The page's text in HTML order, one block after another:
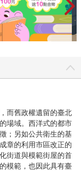
而舊政權遺留的臺北
場域。西洋式的都市
；另如公共衛生的基
章的利用市區改正的
街道與模範街屋的首
模範，也因此具有臺